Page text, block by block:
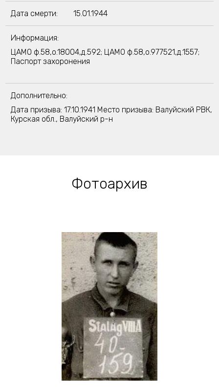
Дата смерти: 15.01.1944
Информация:
ЦАМО ф.58,о.18004,д.592; ЦАМО ф.58,о.977521,д.1557;
Паспорт захоронения
Дополнительно:
Дата призыва: 17.10.1941 Место призыва: Валуйский РВК,
Курская обл., Валуйский р-н
Фотоархив